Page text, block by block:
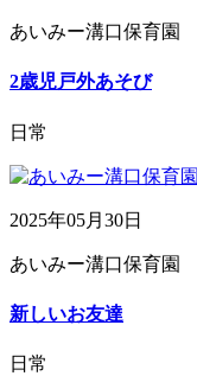
あいみー溝口保育園
2歳児戸外あそび
日常
2025年05月30日
あいみー溝口保育園
新しいお友達
日常